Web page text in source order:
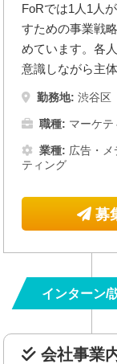
FoRでは1人1人
すための事業戦
めています。各
意識しながら主
勤務地: 渋谷区
職種: マーケテ
業種: 広告・メ
ティング
募
インターン/
会社事業